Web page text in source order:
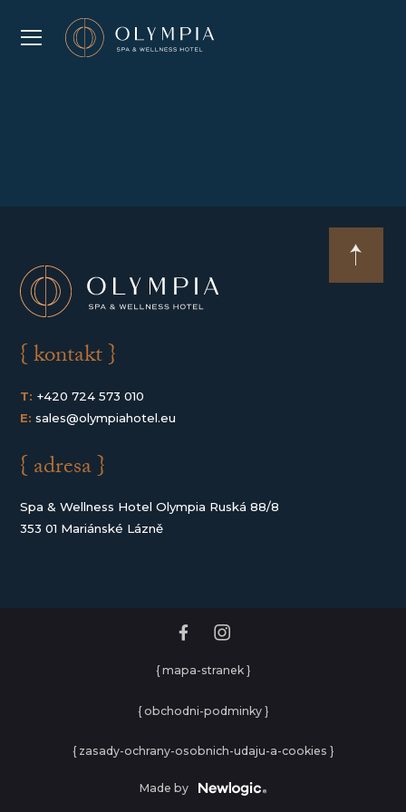
{ kontakt }
T: +420 724 573 010
E: sales@olympiahotel.eu
{ adresa }
Spa & Wellness Hotel Olympia Ruská 88/8
353 01 Mariánské Lázně
{ mapa-stranek }
{ obchodni-podminky }
{ zasady-ochrany-osobnich-udaju-a-cookies }
Made by